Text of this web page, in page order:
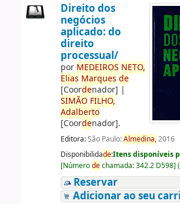
Direito dos
negócios
aplicado: do
direito
processual/
por MEDEIROS NETO,
Elias Marques de
[Coordenador] |
SIMÃO FILHO,
Adalberto
[Coordenador].
Editora:São Paulo:Almedina,2016
Disponibilidade:Itens disponíveis
[Númerodechamada:342.2 D598]
Reservar
Adicionar ao seu